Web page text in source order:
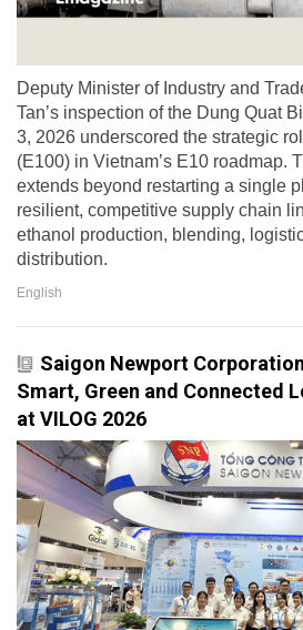
Deputy Minister of Industry and
Tan’s inspection of the Dung Quat
3, 2026 underscored the strategic
(E100) in Vietnam’s E10 roadmap.
extends beyond restarting a single
resilient, competitive supply chain
ethanol production, blending,
distribution.
English
Saigon Newport
Smart, Green and Connected
at VILOG 2026